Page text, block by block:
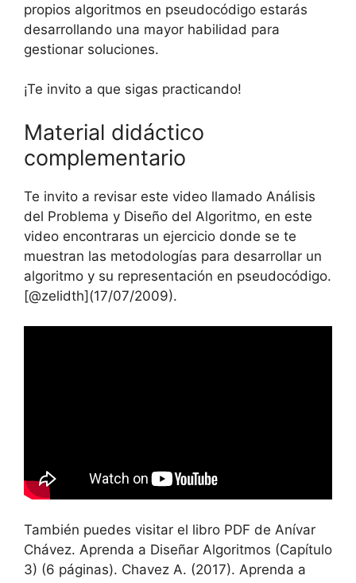
propios algoritmos en pseudocódigo estarás
desarrollando una mayor habilidad para
gestionar soluciones.
¡Te invito a que sigas practicando!
Material didáctico
complementario
Te invito a revisar este video llamado Análisis
del Problema y Diseño del Algoritmo, en este
video encontraras un ejercicio donde se te
muestran las metodologías para desarrollar un
algoritmo y su representación en pseudocódigo.
[@zelidth](17/07/2009).
También puedes visitar el libro PDF de Anívar
Chávez. Aprenda a Diseñar Algoritmos (Capítulo
3) (6 páginas). Chavez A. (2017). Aprenda a